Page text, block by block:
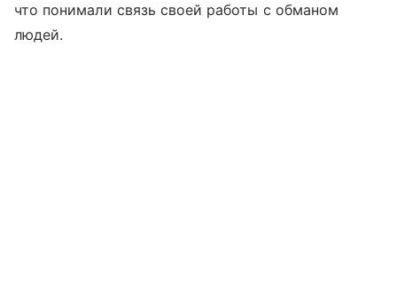
что понимали связь своей работы с обманом
людей.